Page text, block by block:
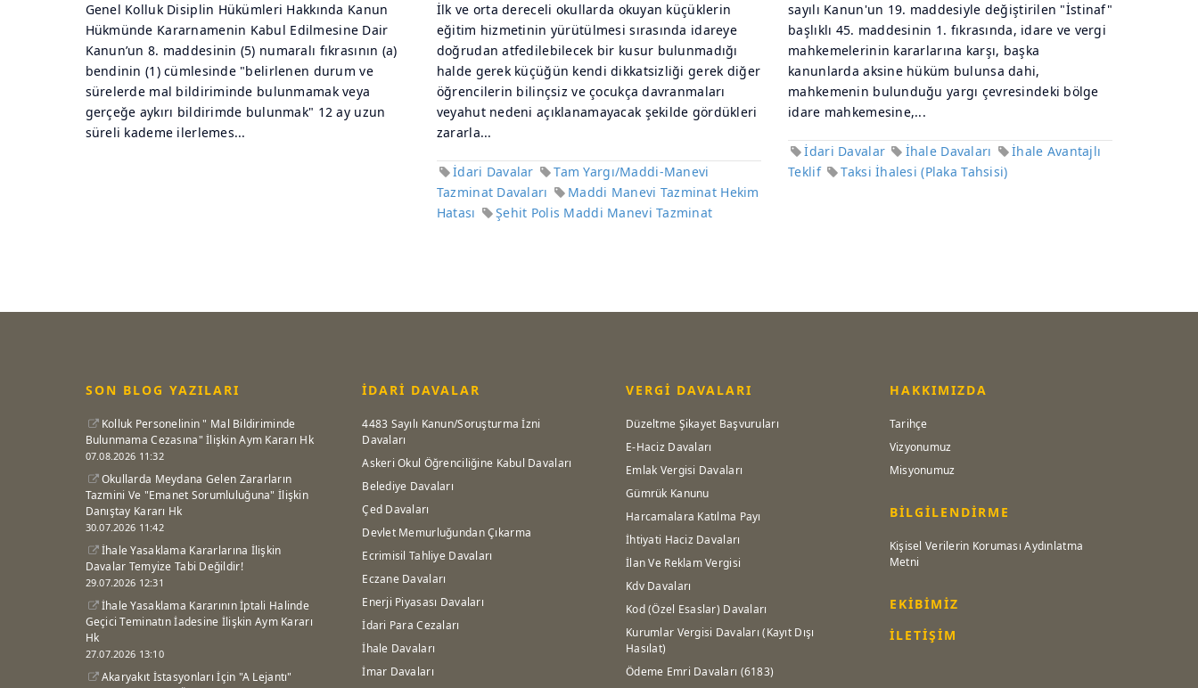
Genel Kolluk Disiplin Hükümleri Hakkında Kanun
Hükmünde Kararnamenin Kabul Edilmesine Dair
Kanun’un 8. maddesinin (5) numaralı fıkrasının (a)
bendinin (1) cümlesinde "belirlenen durum ve
sürelerde mal bildiriminde bulunmamak veya
gerçeğe aykırı bildirimde bulunmak" 12 ay uzun
süreli kademe ilerlemes...
İlk ve orta dereceli okullarda okuyan küçüklerin
eğitim hizmetinin yürütülmesi sırasında idareye
doğrudan atfedilebilecek bir kusur bulunmadığı
halde gerek küçüğün kendi dikkatsizliği gerek diğer
öğrencilerin bilinçsiz ve çocukça davranmaları
veyahut nedeni açıklanamayacak şekilde gördükleri
zararla...
İdari Davalar
Tam Yargı/Maddi-Manevi
Tazminat Davaları
Maddi Manevi Tazminat Hekim
Hatası
Şehit Polis Maddi Manevi Tazminat
sayılı Kanun'un 19. maddesiyle değiştirilen "İstinaf"
başlıklı 45. maddesinin 1. fıkrasında, idare ve vergi
mahkemelerinin kararlarına karşı, başka
kanunlarda aksine hüküm bulunsa dahi,
mahkemenin bulunduğu yargı çevresindeki bölge
idare mahkemesine,...
İdari Davalar İhale Davaları
İhale Avantajlı
Teklif
Taksi İhalesi (Plaka Tahsisi)
SON BLOG YAZILARI
Kolluk Personelinin " Mal Bildiriminde
Bulunmama Cezasına" İlişkin Aym Kararı Hk
07.08.2026 11:32
Okullarda Meydana Gelen Zararların
Tazmini Ve "Emanet Sorumluluğuna" İlişkin
Danıştay Kararı Hk
30.07.2026 11:42
İhale Yasaklama Kararlarına İlişkin
Davalar Temyize Tabi Değildir!
29.07.2026 12:31
İhale Yasaklama Kararının İptali Halinde
Geçici Teminatın İadesine İlişkin Aym Kararı
Hk
27.07.2026 13:10
Akaryakıt İstasyonları İçin "A Lejantı"
İDARİ DAVALAR
4483 Sayılı Kanun/Soruşturma İzni
Davaları
Askeri Okul Öğrenciliğine Kabul Davaları
Belediye Davaları
Çed Davaları
Devlet Memurluğundan Çıkarma
Ecrimisil Tahliye Davaları
Eczane Davaları
Enerji Piyasası Davaları
İdari Para Cezaları
İhale Davaları
İmar Davaları
VERGİ DAVALARI
Düzeltme Şikayet Başvuruları
E-Haciz Davaları
Emlak Vergisi Davaları
Gümrük Kanunu
Harcamalara Katılma Payı
İhtiyati Haciz Davaları
İlan Ve Reklam Vergisi
Kdv Davaları
Kod (Özel Esaslar) Davaları
Kurumlar Vergisi Davaları (Kayıt Dışı
Hasılat)
Ödeme Emri Davaları (6183)
HAKKIMIZDA
Tarihçe
Vizyonumuz
Misyonumuz
BİLGİLENDİRME
Kişisel Verilerin Koruması Aydınlatma
Metni
EKİBİMİZ
İLETİŞİM